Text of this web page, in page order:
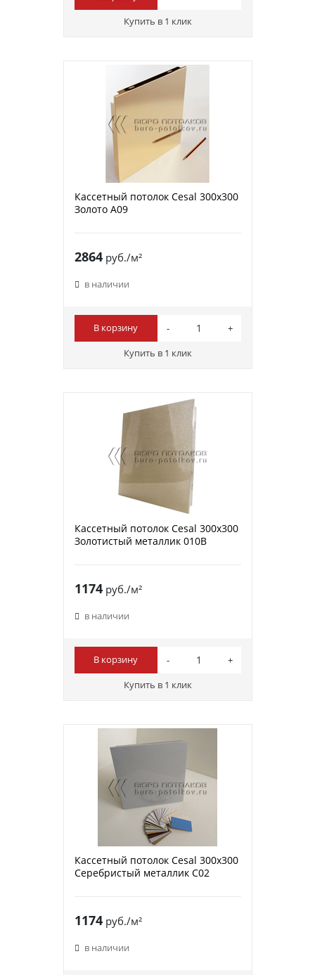
Купить в 1 клик
Кассетный потолок Cesal 300х300
Золото А09
2864руб./м²
в наличии
В корзину
Купить в 1 клик
Кассетный потолок Cesal 300х300
Золотистый металлик 010В
1174руб./м²
в наличии
В корзину
Купить в 1 клик
Кассетный потолок Cesal 300х300
Серебристый металлик С02
1174руб./м²
в наличии